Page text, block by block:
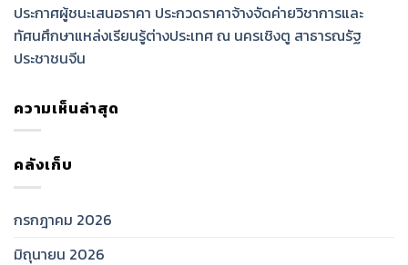
ประกาศผู้ชนะเสนอราคา ประกวดราคาจ้างจัดค่ายวิชาการและ
ทัศนศึกษาแหล่งเรียนรู้ต่างประเทศ ณ นครเชิงตู สาธารณรัฐ
ประชาชนจีน
ความเห็นล่าสุด
คลังเก็บ
กรกฎาคม 2026
มิถุนายน 2026